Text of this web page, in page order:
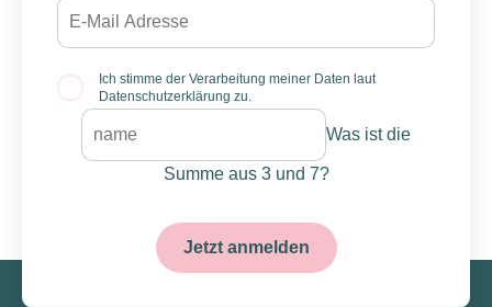
Ich stimme der Verarbeitung meiner Daten laut
Datenschutzerklärung zu.
Was ist die
Summe aus 3 und 7?
Jetzt anmelden